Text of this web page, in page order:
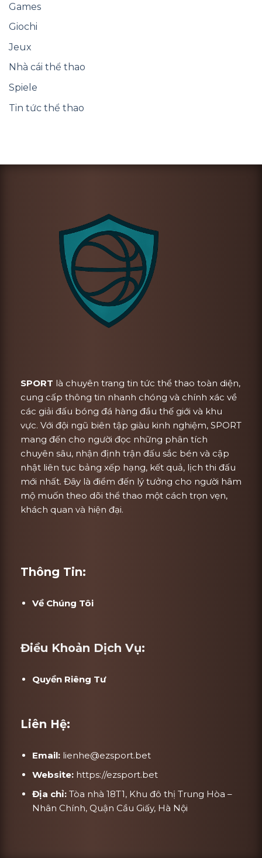
Games
Giochi
Jeux
Nhà cái thể thao
Spiele
Tin tức thể thao
SPORT là chuyên trang tin tức thể thao toàn diện,
cung cấp thông tin nhanh chóng và chính xác về
các giải đấu bóng đá hàng đầu thế giới và khu
vực. Với đội ngũ biên tập giàu kinh nghiệm, SPORT
mang đến cho người đọc những phân tích
chuyên sâu, nhận định trận đấu sắc bén và cập
nhật liên tục bảng xếp hạng, kết quả, lịch thi đấu
mới nhất. Đây là điểm đến lý tưởng cho người hâm
mộ muốn theo dõi thể thao một cách trọn vẹn,
khách quan và hiện đại.
Thông Tin:
Về Chúng Tôi
Điều Khoản Dịch Vụ:
Quyền Riêng Tư
Liên Hệ:
Email: lienhe@ezsport.bet
Website: https://ezsport.bet
Địa chỉ: Tòa nhà 18T1, Khu đô thị Trung Hòa –
Nhân Chính, Quận Cầu Giấy, Hà Nội